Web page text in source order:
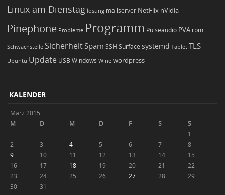
Linux am Dienstag lösung mailserver NetFlix nVidia
Pinephone Probleme Programm Pulseaudio PVA rpm
Schwachstelle Sicherheit Spam SSH Surface systemd Tablet TLS
Ubuntu Update USB Windows Wine wordpress
KALENDER
März 2015
M
D M D F S
S
1
2
3 4 5 6 7
8
9
10 11 12 13 14
15
16
17 18 19 20 21
22
23
24 25 26 27 28
29
30
31